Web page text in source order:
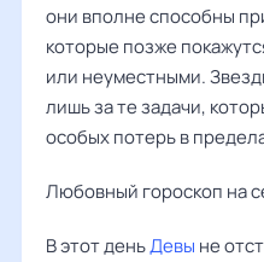
они вполне способны
которые позже
или неуместными.
лишь за те задачи,
особых потерь в
Любовный гороскоп на
В этот деньДевы не